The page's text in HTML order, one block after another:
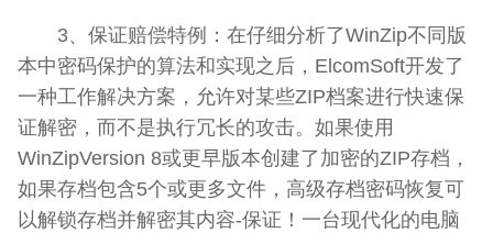
3、保证赔偿特例：在仔细分析了WinZip不同版
本中密码保护的算法和实现之后，ElcomSoft开发了
一种工作解决方案，允许对某些ZIP档案进行快速保
证解密，而不是执行冗长的攻击。如果使用
WinZipVersion 8或更早版本创建了加密的ZIP存档，
如果存档包含5个或更多文件，高级存档密码恢复可
以解锁存档并解密其内容-保证！一台现代化的电脑